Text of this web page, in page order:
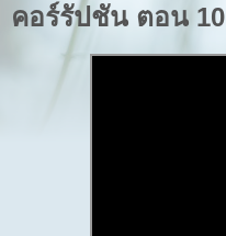
คอร์รัปชัน ตอน 10